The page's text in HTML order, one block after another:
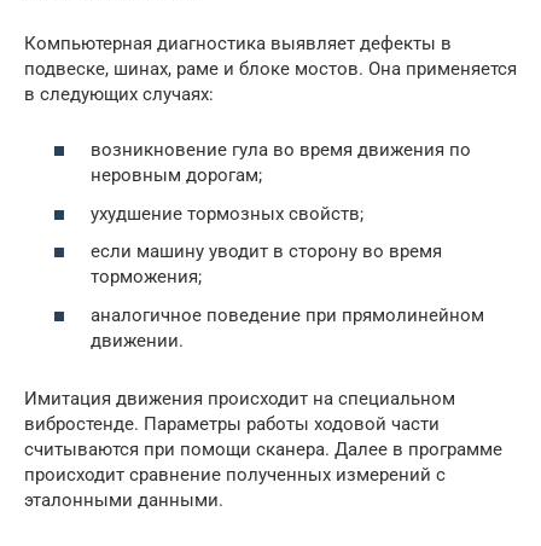
Компьютерная диагностика выявляет дефекты в
подвеске, шинах, раме и блоке мостов. Она применяется
в следующих случаях:
возникновение гула во время движения по
неровным дорогам;
ухудшение тормозных свойств;
если машину уводит в сторону во время
торможения;
аналогичное поведение при прямолинейном
движении.
Имитация движения происходит на специальном
вибростенде. Параметры работы ходовой части
считываются при помощи сканера. Далее в программе
происходит сравнение полученных измерений с
эталонными данными.